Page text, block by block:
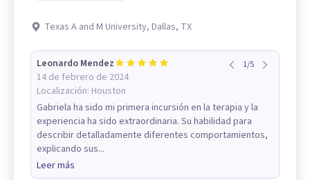
Texas A and M University, Dallas, TX
Leonardo Mendez
14 de febrero de 2024
Localización: Houston
1/5
Gabriela ha sido mi primera incursión en la terapia y la
experiencia ha sido extraordinaria. Su habilidad para
describir detalladamente diferentes comportamientos,
explicando sus...
Leer más